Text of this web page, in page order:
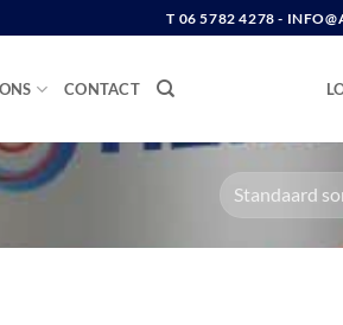
T 06 5782 4278 -
CONTACT